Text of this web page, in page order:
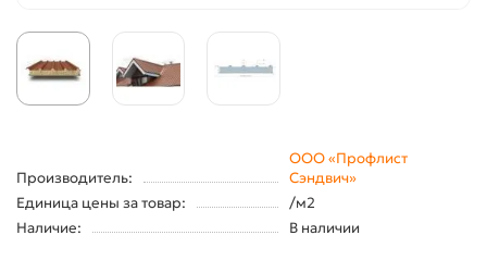
Производитель:
ООО «Профлист
Сэндвич»
Единица цены за товар:
/м2
Наличие:
В наличии